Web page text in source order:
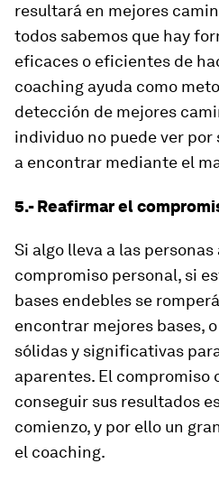
resultará en mejores
todos sabemos que hay
eficaces o eficientes de
coaching ayuda como
detección de mejores
individuo no puede ver por
a encontrar mediante el
5.- Reafirmar el
Si algo lleva a las personas
compromiso personal, si
bases endebles se
encontrar mejores bases,
sólidas y significativas
aparentes. El compromiso
conseguir sus resultados
comienzo, y por ello un
el coaching.